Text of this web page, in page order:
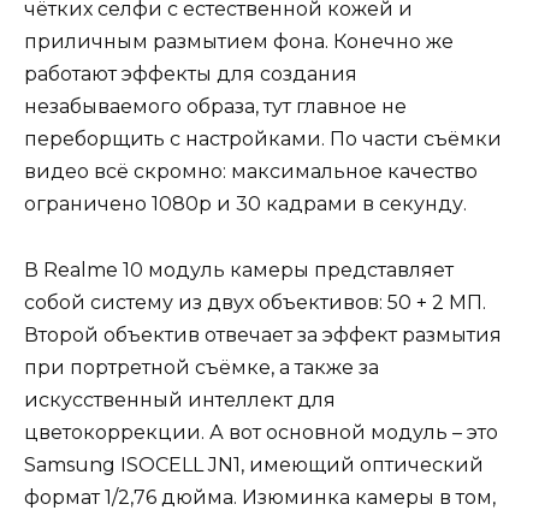
чётких селфи с естественной кожей и
приличным размытием фона. Конечно же
работают эффекты для создания
незабываемого образа, тут главное не
переборщить с настройками. По части съёмки
видео всё скромно: максимальное качество
ограничено 1080p и 30 кадрами в секунду.
В Realme 10 модуль камеры представляет
собой систему из двух объективов: 50 + 2 МП.
Второй объектив отвечает за эффект размытия
при портретной съёмке, а также за
искусственный интеллект для
цветокоррекции. А вот основной модуль – это
Samsung ISOCELL JN1, имеющий оптический
формат 1/2,76 дюйма. Изюминка камеры в том,